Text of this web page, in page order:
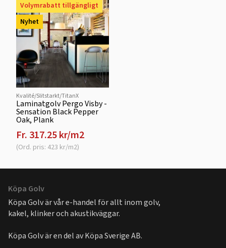
Volymrabatt tillgängligt
Nyhet
Kvalité/Slitstarkt/TitanX
Laminatgolv Pergo Visby -
Sensation Black Pepper
Oak, Plank
Fr. 317.25 kr/m2
(Ord. pris: 423 kr/m2)
Köpa Golv
Köpa Golv är vår e-handel för allt inom golv,
kakel, klinker och akustikväggar.
Köpa Golv är en del avKöpa Sverige AB.